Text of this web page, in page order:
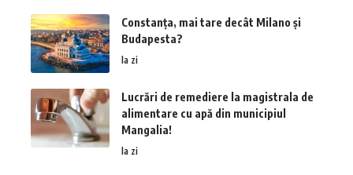
Constanța, mai tare decât Milano și
Budapesta?
la zi
Lucrări de remediere la magistrala de
alimentare cu apă din municipiul
Mangalia!
la zi